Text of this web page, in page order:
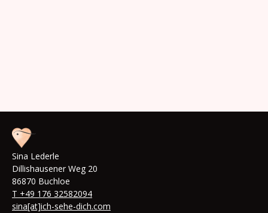
Sina Lederle
Dillishausener Weg 20
86870 Buchloe
T +49 176 32582094
sina[at]ich-sehe-dich.com